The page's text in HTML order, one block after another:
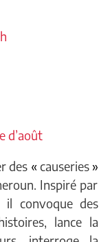
d’août
des « causeries»
Inspiré par
convoque des
lance la